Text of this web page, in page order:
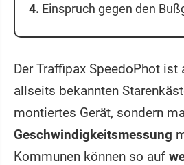
Einspruch gegen den
Der Traffipax SpeedoPhot ist
allseits bekannten
montiertes Gerät, sondern
Geschwindigkeitsmessung
Kommunen können so auf